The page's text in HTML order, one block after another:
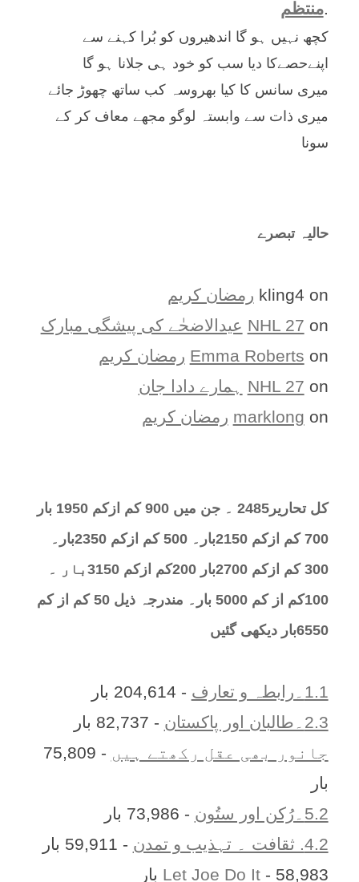
.منتظم
کچھ نہیں ہو گا اندھیروں کو بُرا کہنے سے
اپنےحصےکا دیا سب کو خود ہی جلانا ہو گا
میری سانس کا کیا بھروسہ کب ساتھ چھوڑ جائے
میری ذات سے وابستہ لوگو مجھے معاف کر کے
سونا
حالیہ تبصرے
kling4 on
رمضان کریم
NHL 27 on
عیدالاضحٰے کی پیشگی مبارک
Emma Roberts on
رمضان کریم
NHL 27 on
ہمارے دادا جان
marklong on رمضان کریم
کل تحارير2485 ۔ جن میں 900 کم ازکم 1950 بار
700 کم ازکم 2150بار۔ 500 کم ازکم 2350بار۔
300 کم ازکم 2700بار 200کم ازکم 3150بار ۔
100کم از کم 5000 بار۔ مندرجہ ذیل 50 کم از کم
6550بار دیکھی گئیں
1.1۔رابطہ و تعارف
- 204,614 بار
2.3۔طالبان اور پاکستان
- 82,737 بار
جانور بھی عقل رکھتے ہیں
- 75,809
بار
5.2۔رُکن اور ستُون
- 73,986 بار
4.2. ثقافت ۔ تہذیب و تمدن
- 59,911 بار
Let Joe Do It- 58,983 بار